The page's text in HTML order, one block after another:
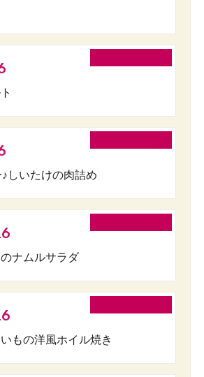
しいたけの肉詰め
ナムルサラダ
もの洋風ホイル焼き